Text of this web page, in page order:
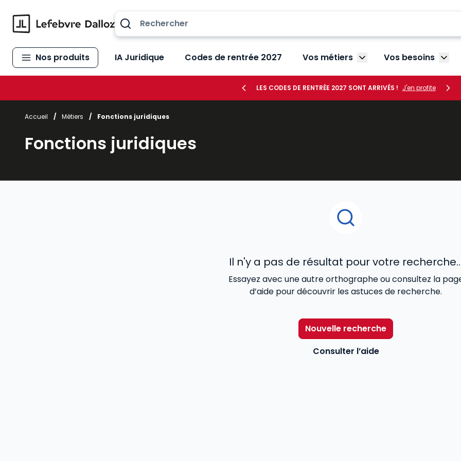
Nos produits IA Juridique Codes de rentrée 2027 Vos métiers Afficher le sous-menu
Vos besoins
LES CODES DE RENTRÉE 2027 SONT ARRIVÉS ! J'en profite
Accueil / Métiers / Fonctions juridiques
Fonctions juridiques
Il n'y a pas de résultat pour votre
Essayez avec une autre orthographe ou consultez la
d’aide pour découvrir les astuces de recherche.
Nouvelle recherche
Consulter l’aide